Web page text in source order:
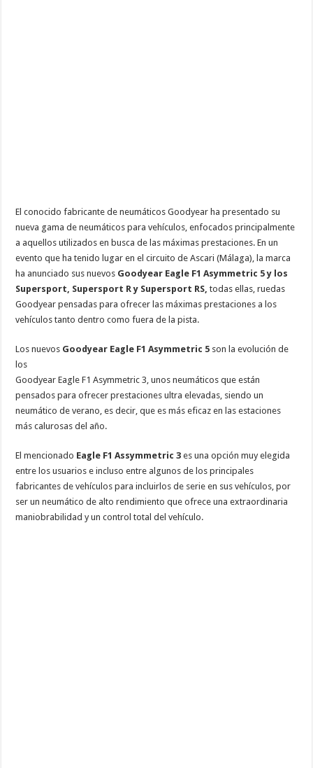
El conocido fabricante de neumáticos Goodyear ha presentado su
nueva gama de neumáticos para vehículos, enfocados principalmente
a aquellos utilizados en busca de las máximas prestaciones. En un
evento que ha tenido lugar en el circuito de Ascari (Málaga), la marca
ha anunciado sus nuevos Goodyear Eagle F1 Asymmetric 5 y los
Supersport, Supersport R y Supersport RS,todas ellas, ruedas
Goodyear pensadas para ofrecer las máximas prestaciones a los
vehículos tanto dentro como fuera de la pista.
Los nuevos Goodyear Eagle F1 Asymmetric 5 son la evolución de
los
Goodyear Eagle F1 Asymmetric 3, unos neumáticos que están
pensados para ofrecer prestaciones ultra elevadas, siendo un
neumático de verano, es decir, que es más eficaz en las estaciones
más calurosas del año.
El mencionado Eagle F1 Assymmetric 3 es una opción muy elegida
entre los usuarios e incluso entre algunos de los principales
fabricantes de vehículos para incluirlos de serie en sus vehículos, por
ser un neumático de alto rendimiento que ofrece una extraordinaria
maniobrabilidad y un control total del vehículo.